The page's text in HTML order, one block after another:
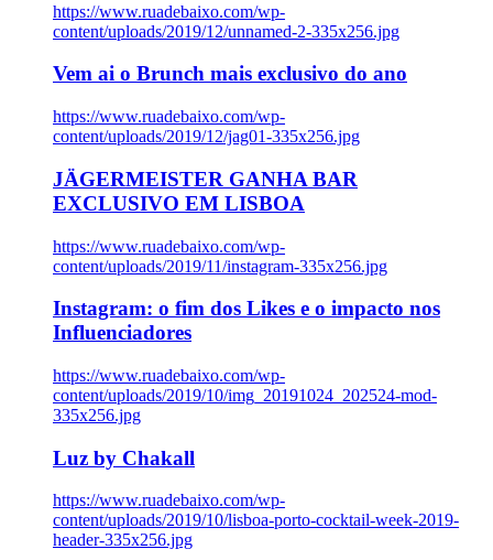
https://www.ruadebaixo.com/wp-
content/uploads/2019/12/unnamed-2-335x256.jpg
Vem ai o Brunch mais exclusivo do ano
https://www.ruadebaixo.com/wp-
content/uploads/2019/12/jag01-335x256.jpg
JÄGERMEISTER GANHA BAR
EXCLUSIVO EM LISBOA
https://www.ruadebaixo.com/wp-
content/uploads/2019/11/instagram-335x256.jpg
Instagram: o fim dos Likes e o impacto nos
Influenciadores
https://www.ruadebaixo.com/wp-
content/uploads/2019/10/img_20191024_202524-mod-
335x256.jpg
Luz by Chakall
https://www.ruadebaixo.com/wp-
content/uploads/2019/10/lisboa-porto-cocktail-week-2019-
header-335x256.jpg